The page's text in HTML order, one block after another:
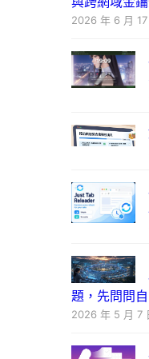
2026 年 6 月 17
題，先問問
2026 年 5 月 7